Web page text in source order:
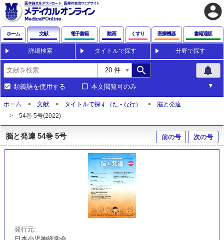
account_circle
ホーム 文献 電子書籍 動画 くすり 医療機器 書籍通販
詳細検索 タイトルで探す 分野で探す
search notifications
類義語を使用する 本文閲覧可のみ
ホーム 文献 タイトルで探す（た - な行）
脳と発達
54巻 5号(2022)
脳と発達 54巻 5号 前の号 次の号
発行元